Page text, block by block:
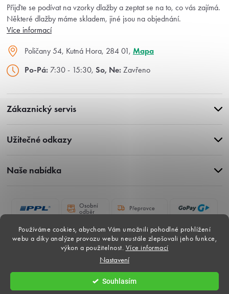
Používáme cookies, abychom Vám umožnili pohodlné prohlížení
webu a díky analýze provozu webu neustále zlepšovali jeho funkce,
výkon a použitelnost. Více informací
Nastavení
Souhlasím
Zákaznický servis
Užitečné odkazy
Naše nabídka
Přijďte se podívat na vzorky dlažby a zeptat se na to, co vás zajímá.
Některé dlažby máme skladem, jiné jsou na objednání.
Více informací
Poličany 54, Kutná Hora, 284 01, Mapa
Po-Pá: 7:30 - 15:30, So, Ne: Zavřeno
Copyright 2026Gardina-dlazby.cz. Všechna práva vyhrazena.